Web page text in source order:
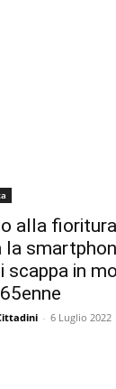
alla
la
scappa in
- 6 Luglio 2022